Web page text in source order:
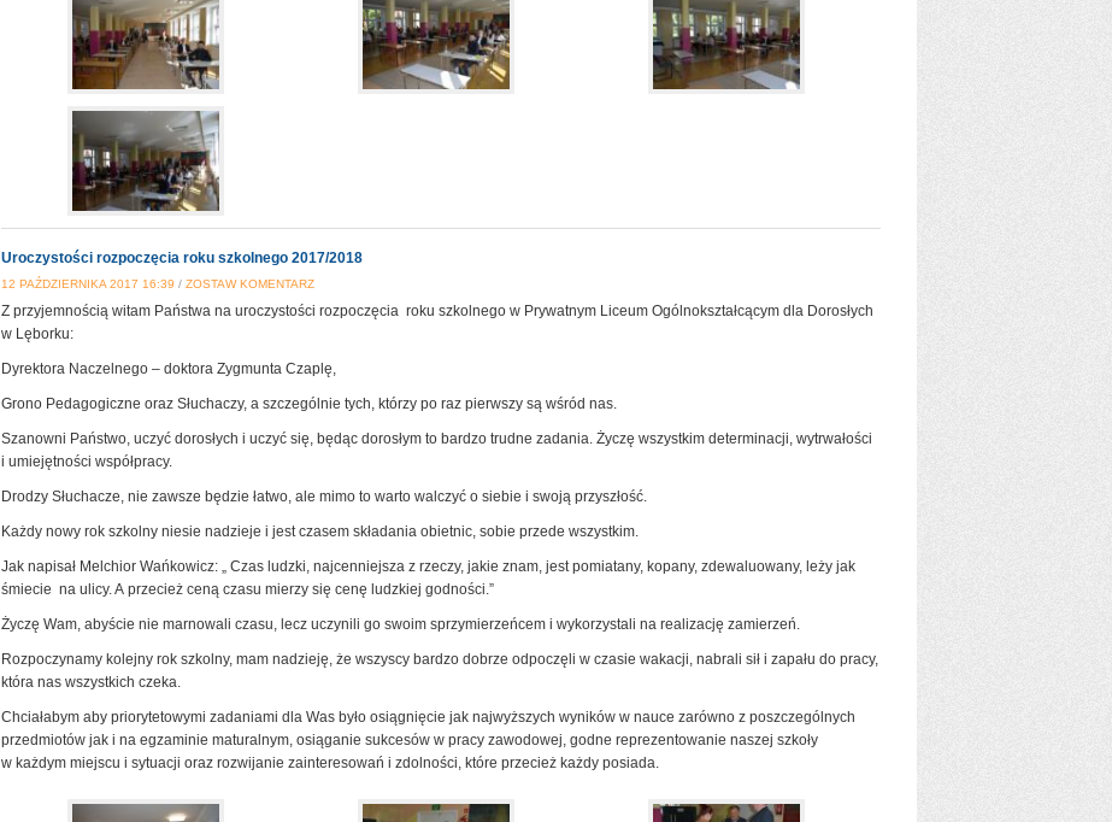
Uroczystości rozpoczęcia roku szkolnego 2017/2018
12 PAŹDZIERNIKA 2017 16:39 / ZOSTAW KOMENTARZ
Z przyjemnością witam Państwa na uroczystości rozpoczęcia roku szkolnego w Prywatnym Liceum Ogólnokształcącym dla Dorosłych
w Lęborku:
Dyrektora Naczelnego – doktora Zygmunta Czaplę,
Grono Pedagogiczne oraz Słuchaczy, a szczególnie tych, którzy po raz pierwszy są wśród nas.
Szanowni Państwo, uczyć dorosłych i uczyć się, będąc dorosłym to bardzo trudne zadania. Życzę wszystkim determinacji, wytrwałości
i umiejętności współpracy.
Drodzy Słuchacze, nie zawsze będzie łatwo, ale mimo to warto walczyć o siebie i swoją przyszłość.
Każdy nowy rok szkolny niesie nadzieje i jest czasem składania obietnic, sobie przede wszystkim.
Jak napisał Melchior Wańkowicz: „ Czas ludzki, najcenniejsza z rzeczy, jakie znam, jest pomiatany, kopany, zdewaluowany, leży jak
śmiecie na ulicy. A przecież ceną czasu mierzy się cenę ludzkiej godności.”
Życzę Wam, abyście nie marnowali czasu, lecz uczynili go swoim sprzymierzeńcem i wykorzystali na realizację zamierzeń.
Rozpoczynamy kolejny rok szkolny, mam nadzieję, że wszyscy bardzo dobrze odpoczęli w czasie wakacji, nabrali sił i zapału do pracy,
która nas wszystkich czeka.
Chciałabym aby priorytetowymi zadaniami dla Was było osiągnięcie jak najwyższych wyników w nauce zarówno z poszczególnych
przedmiotów jak i na egzaminie maturalnym, osiąganie sukcesów w pracy zawodowej, godne reprezentowanie naszej szkoły
w każdym miejscu i sytuacji oraz rozwijanie zainteresowań i zdolności, które przecież każdy posiada.